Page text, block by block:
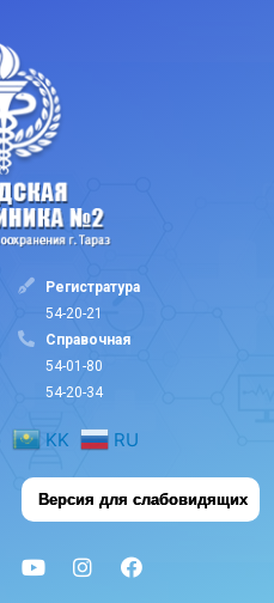
Регистратура
54-20-21
Cправочная
54-01-80
54-20-34
KK RU
Версия для слабовидящих